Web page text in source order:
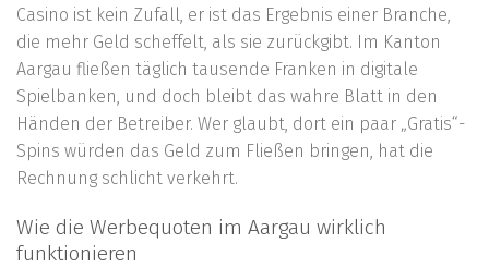
Casino ist kein Zufall, er ist das Ergebnis einer Branche,
die mehr Geld scheffelt, als sie zurückgibt. Im Kanton
Aargau fließen täglich tausende Franken in digitale
Spielbanken, und doch bleibt das wahre Blatt in den
Händen der Betreiber. Wer glaubt, dort ein paar „Gratis“-
Spins würden das Geld zum Fließen bringen, hat die
Rechnung schlicht verkehrt.
Wie die Werbequoten im Aargau wirklich
funktionieren